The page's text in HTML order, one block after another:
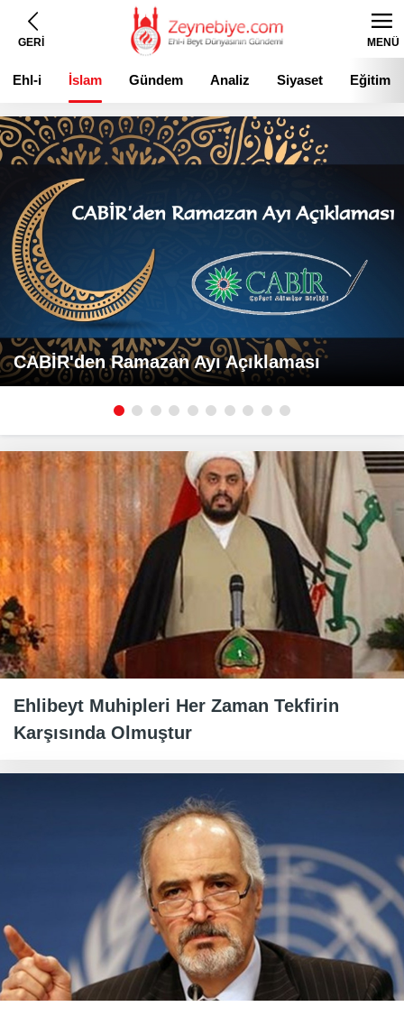
GERİ MENÜ
Ehl-i
Beyt
İslam Gündem Analiz Siyaset Eğitim
CABİR'den Ramazan Ayı Açıklaması
Ehlibeyt Muhipleri Her Zaman Tekfirin
Karşısında Olmuştur